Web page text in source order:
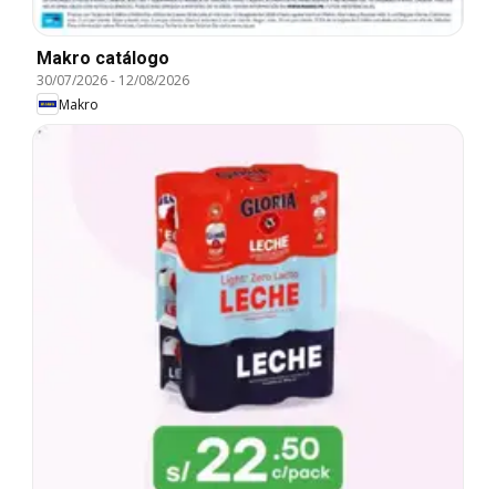
Makro catálogo
30/07/2026- 12/08/2026
Makro